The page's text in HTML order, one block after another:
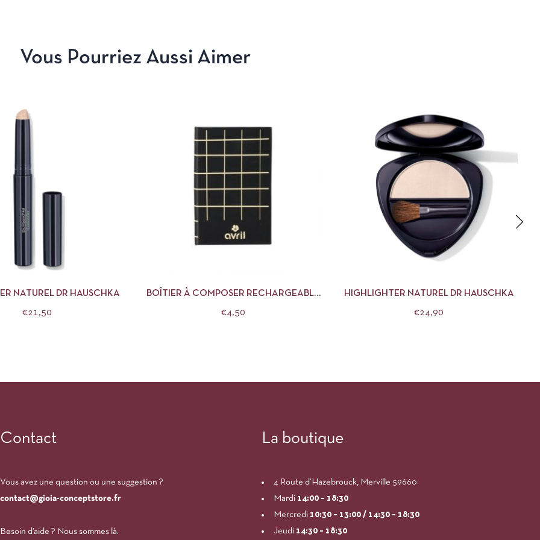
Vous Pourriez Aussi Aimer
APERÇU CHOIX DES OPTIONS
NATUREL DR HAUSCHKA
€21,50
BOÎTIER À COMPOSER RECHARGEABLE
€4,50
AJOUTER AU PANIER
HIGHLIGHTER NATUREL DR HAUSCHKA
€24,90
Contact
Vous avez une question ou une suggestion ?
contact@gioia-conceptstore.fr
Besoin d’aide ? Nous sommes là.
La boutique
4 Route d’Hazebrouck, Merville 59660
Mardi 14:00– 18:30
Mercredi 10:30 – 13:00 / 14:30 – 18:30
Jeudi 14:30 – 18:30